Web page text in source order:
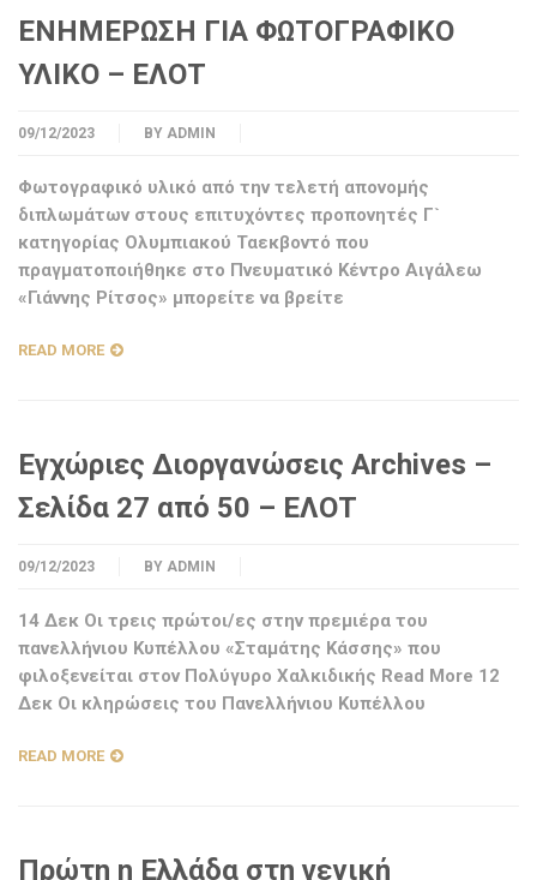
ΕΝΗΜΕΡΩΣΗ ΓΙΑ ΦΩΤΟΓΡΑΦΙΚΟ
ΥΛΙΚΟ – ΕΛΟΤ
09/12/2023 BY ADMIN
Φωτογραφικό υλικό από την τελετή απονομής
διπλωμάτων στους επιτυχόντες προπονητές Γ`
κατηγορίας Ολυμπιακού Ταεκβοντό που
πραγματοποιήθηκε στο Πνευματικό Κέντρο Αιγάλεω
«Γιάννης Ρίτσος» μπορείτε να βρείτε
READ MORE
Εγχώριες Διοργανώσεις Archives –
Σελίδα 27 από 50 – ΕΛΟΤ
09/12/2023 BY ADMIN
14 Δεκ Οι τρεις πρώτοι/ες στην πρεμιέρα του
πανελλήνιου Κυπέλλου «Σταμάτης Κάσσης» που
φιλοξενείται στον Πολύγυρο Χαλκιδικής Read More 12
Δεκ Οι κληρώσεις του Πανελλήνιου Κυπέλλου
READ MORE
Πρώτη η Ελλάδα στη γενική